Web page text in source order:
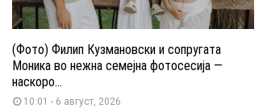
(Фото) Филип Кузмановски и сопругата
Моника во нежна семејна фотосесија —
наскоро...
10:01 - 6 август, 2026